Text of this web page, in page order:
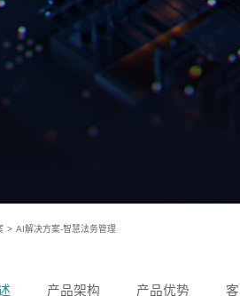
> AI解决方案-智慧法务管理
产品架构 产品优势